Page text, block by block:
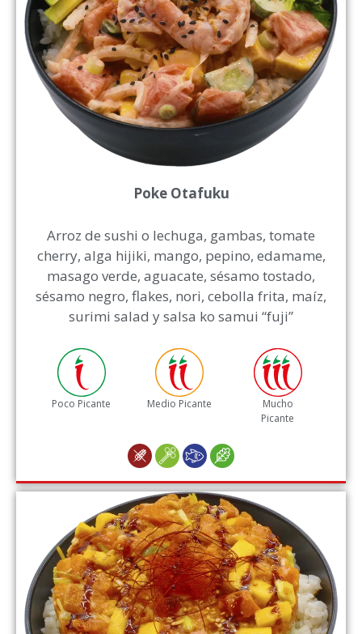
Poke Otafuku
Arroz de sushi o lechuga, gambas, tomate
cherry, alga hijiki, mango, pepino, edamame,
masago verde, aguacate, sésamo tostado,
sésamo negro, flakes, nori, cebolla frita, maíz,
surimi salad y salsa ko samui “fuji”
Poco Picante Medio Picante
Mucho
Picante